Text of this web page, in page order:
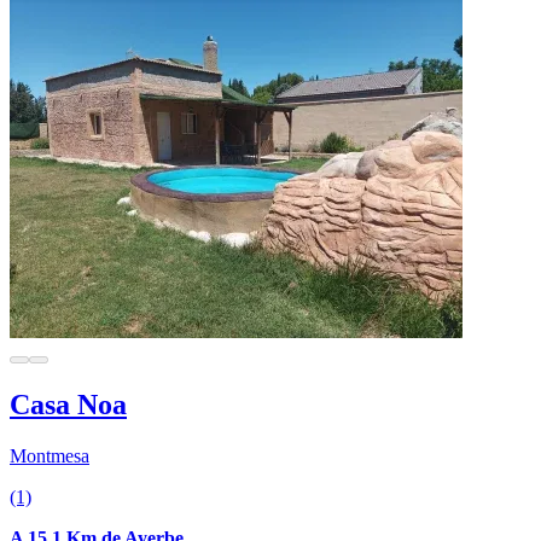
Casa Noa
Montmesa
(1)